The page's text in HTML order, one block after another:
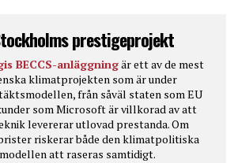
prestigeprojekt
BECCS-anläggningär ett av de mest
klimatprojekten som är under
från såväl staten som EU
som Microsoft är villkorad av att
levererar utlovad prestanda. Om
riskerar både den klimatpolitiska
att raseras samtidigt.